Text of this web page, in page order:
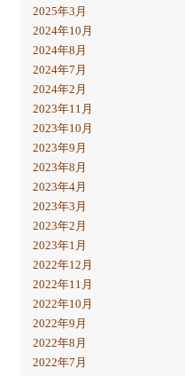
2025年3月
2024年10月
2024年8月
2024年7月
2024年2月
2023年11月
2023年10月
2023年9月
2023年8月
2023年4月
2023年3月
2023年2月
2023年1月
2022年12月
2022年11月
2022年10月
2022年9月
2022年8月
2022年7月